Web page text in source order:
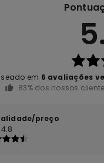
em 6 avaliações
83% dos nossos
preço
4.8